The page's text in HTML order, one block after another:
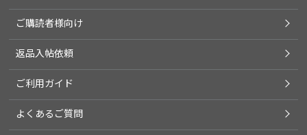
ご購読者様向け
返品入帖依頼
ご利用ガイド
よくあるご質問